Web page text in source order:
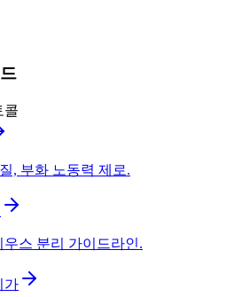
콜
, 부화 노동력 제로.
스 분리 가이드라인.
가